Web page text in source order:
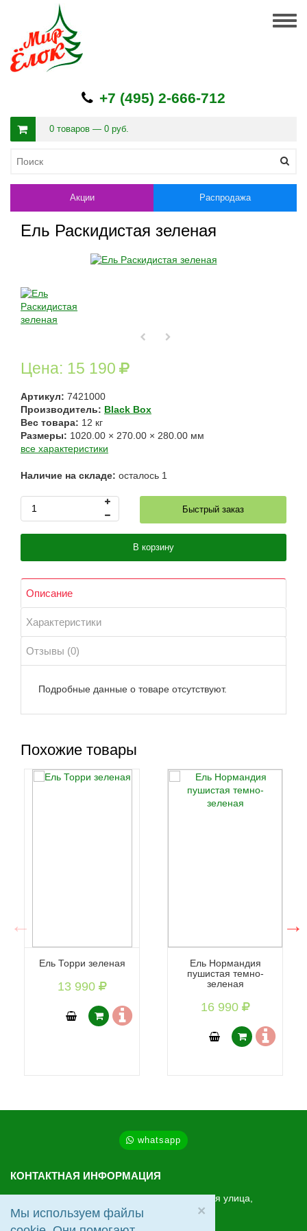
+7 (495) 2-666-712
0 товаров — 0 руб.
Акции Распродажа
Ель Раскидистая зеленая
Цена: 15 190
Артикул: 7421000
Производитель: Black Box
Вес товара: 12 кг
Размеры: 1020.00 × 270.00 × 280.00 мм
все характеристики
Наличие на складе: осталось 1
Быстрый заказ
В корзину
Описание
Характеристики
Отзывы (0)
Подробные данные о товаре отсутствуют.
Похожие товары
Ель Торри зеленая
13 990
Ель Нормандия
пушистая темно-
зеленая
16 990
whatsapp
КОНТАКТНАЯ ИНФОРМАЦИЯ
МО, Ленинский г.о., Видное, Старо-Нагорная улица,
20
×
Мы используем файлы